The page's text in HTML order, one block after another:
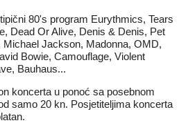
80's program Eurythmics, Tears
Dead Or Alive, Denis & Denis, Pet
Jackson, Madonna, OMD,
Bowie, Camouflage, Violent
Bauhaus...
koncerta u ponoć sa posebnom
samo 20 kn. Posjetiteljima koncerta